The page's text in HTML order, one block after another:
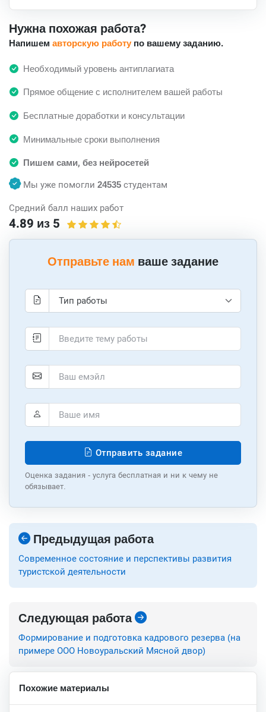
Нужна похожая работа?
Напишем авторскую работу по вашему заданию.
Необходимый уровень антиплагиата
Прямое общение с исполнителем вашей работы
Бесплатные доработки и консультации
Минимальные сроки выполнения
Пишем сами, без нейросетей
Мы уже помогли 24535 студентам
Средний балл наших работ
4.89 из 5
Отправьте нам ваше задание
Отправить задание
Оценка задания - услуга бесплатная и ни к чему не
обязывает.
Предыдущая работа
Современное состояние и перспективы развития
туристской деятельности
Следующая работа
Формирование и подготовка кадрового резерва (на
примере ООО Новоуральский Мясной двор)
Похожие материалы